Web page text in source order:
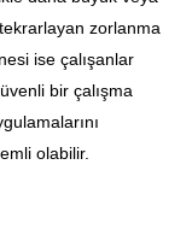
zorlanma
ise çalışanlar
bir çalışma
olabilir.